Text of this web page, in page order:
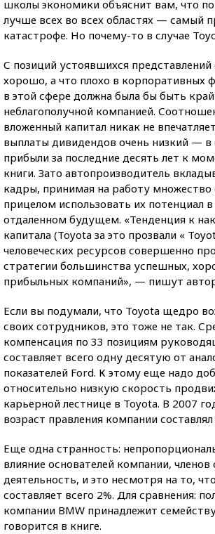
школы экономики объяснит вам, что
лучше всех во всех областях — самый
катастрофе. Но почему-то в случае
С позиций устоявшихся
хорошо, а что плохо в корпоративных
в этой сфере должна была бы быть
неблагополучной компанией.
вложенный капитал никак не
выплаты дивидендов очень низкий — в
прибыли за последние десять лет к
книги. Зато автопроизводитель
кадры, принимая на работу множество
прицелом использовать их потенциал
отдаленном будущем. «Тенденция к
капитала (Toyota за это прозвали «
человеческих ресурсов совершенно
стратегии большинства успешных,
прибыльных компаний», — пишут
Если вы подумали, что Toyota щедро
своих сотрудников, это тоже не так.
компенсация по 33 позициям
составляет всего одну десятую от
показателей Ford. К этому еще надо
относительно низкую скорость
карьерной лестнице в Toyota. В 2007
возраст правления компании составлял
Еще одна странность:
влияние основателей компании, членов
деятельность, и это несмотря на то,
составляет всего 2%. Для сравнения:
компании BMW принадлежит
говорится в книге.